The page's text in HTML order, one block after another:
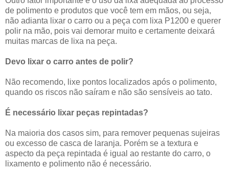
de polimento e produtos que você tem em mãos, ou seja,
não adianta lixar o carro ou a peça com lixa P1200 e querer
polir na mão, pois vai demorar muito e certamente deixará
muitas marcas de lixa na peça.
Devo lixar o carro antes de polir?
Não recomendo, lixe pontos localizados após o polimento,
quando os riscos não saíram e não são sensíveis ao tato.
É necessário lixar peças repintadas?
Na maioria dos casos sim, para remover pequenas sujeiras
ou excesso de casca de laranja. Porém se a textura e
aspecto da peça repintada é igual ao restante do carro, o
lixamento e polimento não é necessário.